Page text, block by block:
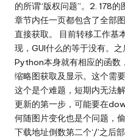
的所谓“版权问题”。2. 178
章节内任一页都包含了全部
直接获取。 目前转移工作基
现，GUI什么的等于没有。
Python本身就有相应的函数
缩略图获取及显示。这个需
这个是个难题，短期内无法
更新的第一步，可能要在
何随图片变化也是个问题，
下载地址倒数第二个‘/’之后